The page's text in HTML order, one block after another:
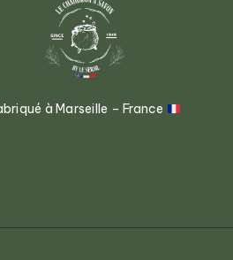
à Marseille – France